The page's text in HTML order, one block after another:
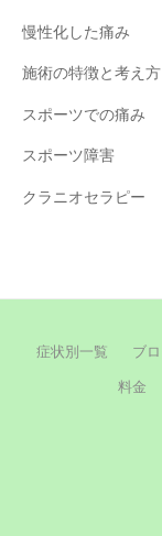
慢性化した痛み
施術の特徴と考え方
スポーツでの痛み
スポーツ障害
クラニオセラピー
症状別一覧 ブ
料金